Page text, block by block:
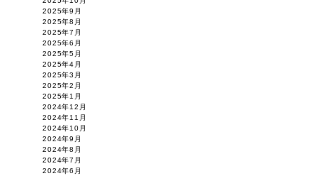
2025年9月
2025年8月
2025年7月
2025年6月
2025年5月
2025年4月
2025年3月
2025年2月
2025年1月
2024年12月
2024年11月
2024年10月
2024年9月
2024年8月
2024年7月
2024年6月